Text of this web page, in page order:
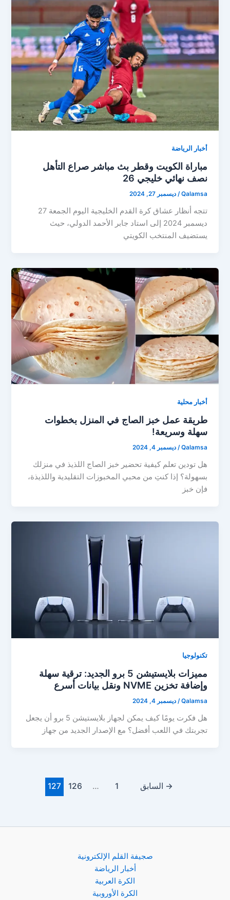
أخبار الرياضة
مباراة الكويت وقطر بث مباشر صراع التأهل
نصف نهائي خليجي 26
Qalamsa
/ديسمبر 27, 2024
تتجه أنظار عشاق كرة القدم الخليجية اليوم الجمعة 27
ديسمبر 2024 إلى استاد جابر الأحمد الدولي، حيث
يستضيف المنتخب الكويتي
أخبار محلية
طريقة عمل خبز الصاج في المنزل بخطوات
سهلة وسريعة!
Qalamsa
/ديسمبر 4, 2024
هل تودين تعلم كيفية تحضير خبز الصاج اللذيذ في منزلك
بسهولة؟ إذا كنتِ من محبي المخبوزات التقليدية واللذيذة،
فإن خبز
تكنولوجيا
مميزات بلايستيشن 5 برو الجديد: ترقية سهلة
وإضافة تخزين NVME ونقل بيانات أسرع
Qalamsa
/ديسمبر 4, 2024
هل فكرت يومًا كيف يمكن لجهاز بلايستيشن 5 برو أن يجعل
تجربتك في اللعب أفضل؟ مع الإصدار الجديد من جهاز
→ السابق 1
…
126
127
صجيفة القلم الإلكترونية
أخبار الرياضة
الكرة العربية
الكرة الأوروبية